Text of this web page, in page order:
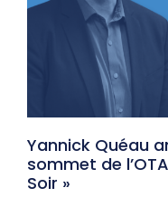
Yannick Quéau
sommet de
Soir »